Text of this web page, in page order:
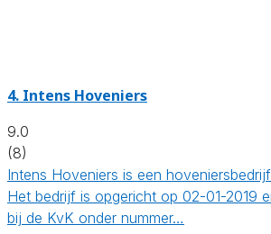
4. Intens Hoveniers
9.0
(8)
Intens Hoveniers is een
Het bedrijf is opgericht op 02-01-2019
bij de KvK onder nummer…